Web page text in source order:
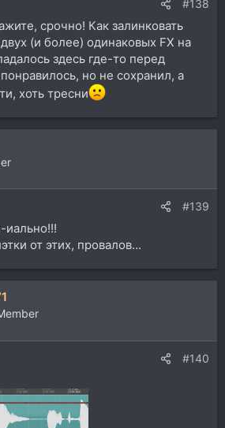
курсор тоже отображается в оне
зум. Мидл-драг
влево-вправо.
115847
#138
срочно! Как залинковать
(и более) одинаковых FX на
здесь где-то перед
но не сохранил, а
хоть тресни
#139
иально!!!
от этих, провалов...
#140